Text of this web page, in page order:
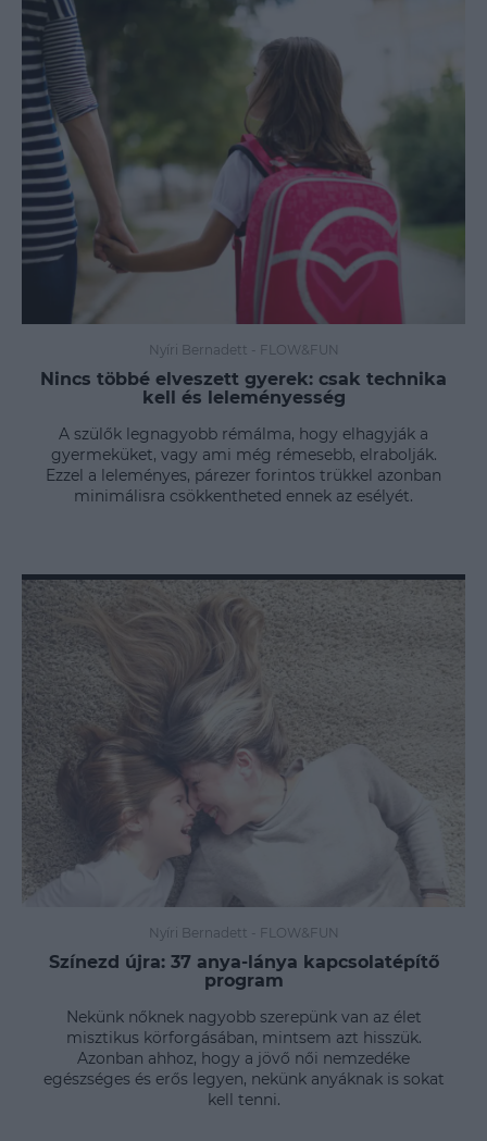
Nyíri Bernadett - FLOW&FUN
Nincs többé elveszett gyerek: csak technika
kell és leleményesség
A szülők legnagyobb rémálma, hogy elhagyják a
gyermeküket, vagy ami még rémesebb, elrabolják.
Ezzel a leleményes, párezer forintos trükkel azonban
minimálisra csökkentheted ennek az esélyét.
Nyíri Bernadett - FLOW&FUN
Színezd újra: 37 anya-lánya kapcsolatépítő
program
Nekünk nőknek nagyobb szerepünk van az élet
misztikus körforgásában, mintsem azt hisszük.
Azonban ahhoz, hogy a jövő női nemzedéke
egészséges és erős legyen, nekünk anyáknak is sokat
kell tenni.